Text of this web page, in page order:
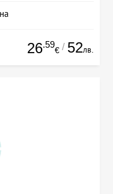
26.59
€ / 52лв.